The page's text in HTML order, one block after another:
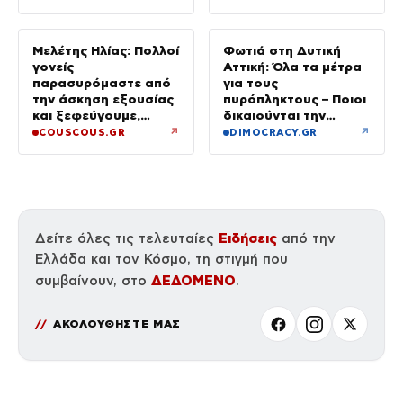
Μελέτης Ηλίας: Πολλοί
γονείς
παρασυρόμαστε από
την άσκηση εξουσίας
και ξεφεύγουμε,
χωρίς να το
COUSCOUS.GR ↗
Φωτιά στη Δυτική
Αττική: Όλα τα μέτρα
για τους
πυρόπληκτους – Ποιοι
δικαιούνται την
προσωρινή οικονομική
DIMOCRACY.GR ↗
Δείτε όλες τις τελευταίες Ειδήσεις από την
Ελλάδα και τον Κόσμο, τη στιγμή που
συμβαίνουν, στο ΔΕΔΟΜΕΝΟ.
ΑΚΟΛΟΥΘΗΣΤΕ ΜΑΣ